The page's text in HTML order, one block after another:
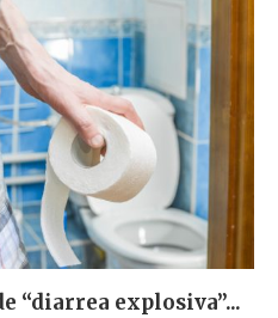
“diarrea explosiva”...